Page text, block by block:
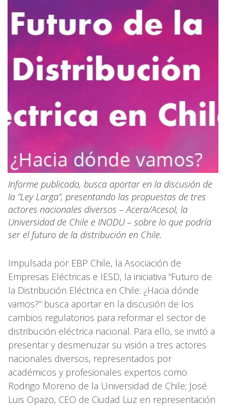
Informe publicado, busca aportar en la discusión de
la “Ley Larga”, presentando las propuestas de tres
actores nacionales diversos – Acera/Acesol, la
Universidad de Chile e INODU – sobre lo que podría
ser el futuro de la distribución en Chile.
Impulsada por EBP Chile, la Asociación de
Empresas Eléctricas e IESD, la iniciativa “Futuro de
la Distribución Eléctrica en Chile: ¿Hacia dónde
vamos?” busca aportar en la discusión de los
cambios regulatorios para reformar el sector de
distribución eléctrica nacional. Para ello, se invitó a
presentar y desmenuzar su visión a tres actores
nacionales diversos, representados por
académicos y profesionales expertos como
Rodrigo Moreno de la Universidad de Chile; José
Luis Opazo, CEO de Ciudad Luz en representación